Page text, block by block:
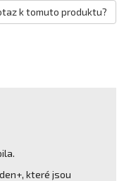
k tomuto produktu?
které jsou